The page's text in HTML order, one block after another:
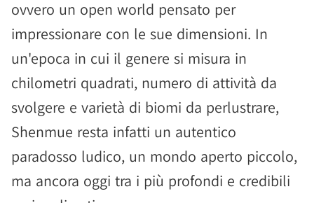
ovvero un open world pensato per
impressionare con le sue dimensioni. In
un'epoca in cui il genere si misura in
chilometri quadrati, numero di attività da
svolgere e varietà di biomi da perlustrare,
Shenmue resta infatti un autentico
paradosso ludico, un mondo aperto piccolo,
ma ancora oggi tra i più profondi e credibili